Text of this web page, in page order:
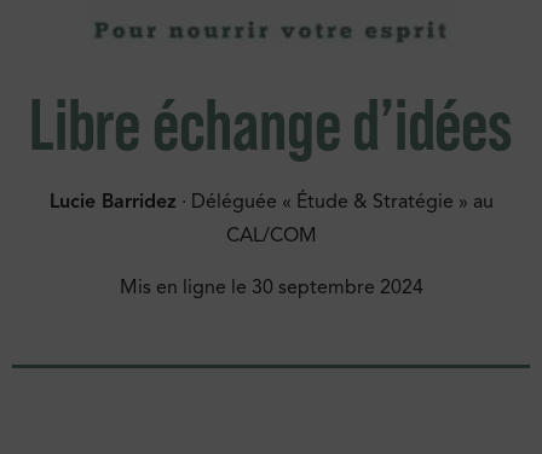
Libre échange d’idées
Lucie Barridez · Déléguée « Étude & Stratégie » au
CAL/COM
Mis en ligne le 30 septembre 2024